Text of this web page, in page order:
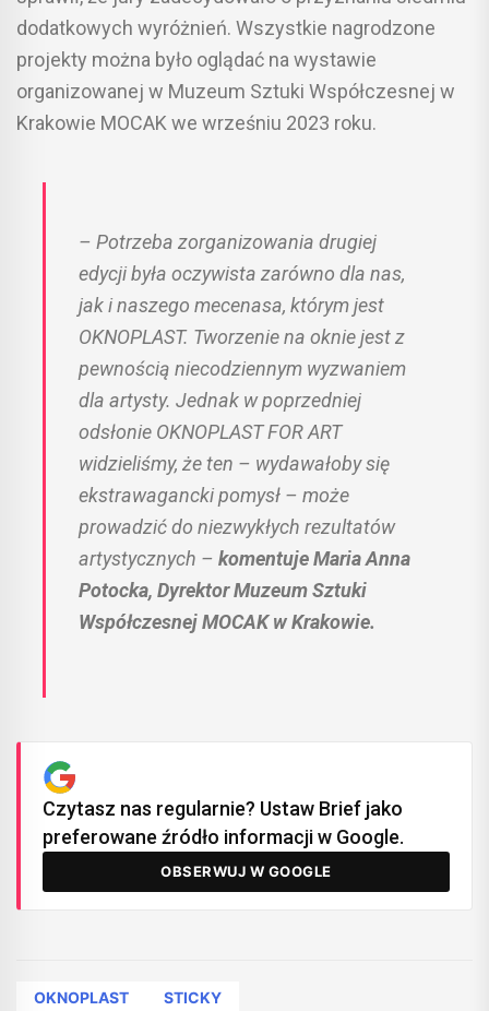
dodatkowych wyróżnień. Wszystkie nagrodzone
projekty można było oglądać na wystawie
organizowanej w Muzeum Sztuki Współczesnej w
Krakowie MOCAK we wrześniu 2023 roku.
– Potrzeba zorganizowania drugiej
edycji była oczywista zarówno dla nas,
jak i naszego mecenasa, którym jest
OKNOPLAST. Tworzenie na oknie jest z
pewnością niecodziennym wyzwaniem
dla artysty. Jednak w poprzedniej
odsłonie OKNOPLAST FOR ART
widzieliśmy, że ten – wydawałoby się
ekstrawagancki pomysł – może
prowadzić do niezwykłych rezultatów
artystycznych – komentuje Maria Anna
Potocka, Dyrektor Muzeum Sztuki
Współczesnej MOCAK w Krakowie.
Czytasz nas regularnie? Ustaw Brief jako
preferowane źródło informacji w Google.
OBSERWUJ W GOOGLE
OKNOPLAST STICKY